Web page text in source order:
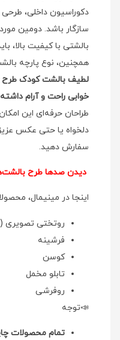
دکوراسیون داخلی،
سازگار باشد. دومین
بالشتی با کیفیت بالا،
همچنین، نوع پارچه
لطیف بالشت کودک طرح
خوابی راحت و آرام
طراحان حرفه‌ای این
دلخواه یا حتی عکس
سفارش دهید.
دیدن صدها طرح
اینجا در مینیمال،
روتختی تصویری (
فرشینه
کوسن
تابلو مخمل
روفرشی
📣توجه